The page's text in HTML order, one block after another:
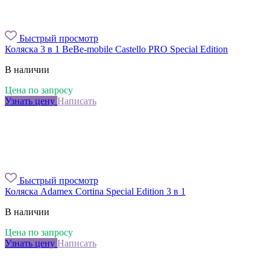
Быстрый просмотр
Коляска 3 в 1 BeBe-mobile Castello PRO Special Edition
В наличии
Цена по запросу
Узнать цену Написать
Быстрый просмотр
Коляска Adamex Cortina Special Edition 3 в 1
В наличии
Цена по запросу
Узнать цену Написать